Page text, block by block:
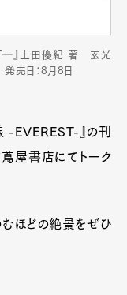
』上田優紀 著 玄光
売日：8月8日
-EVEREST-』の刊
屋書店にてトーク
ほどの絶景をぜひ